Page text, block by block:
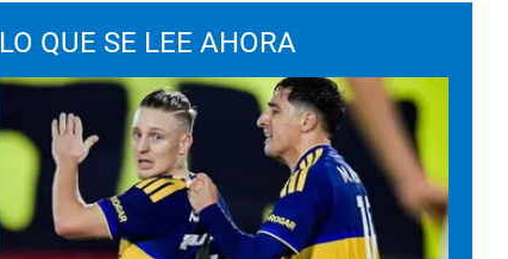
LO QUE SE LEE AHORA